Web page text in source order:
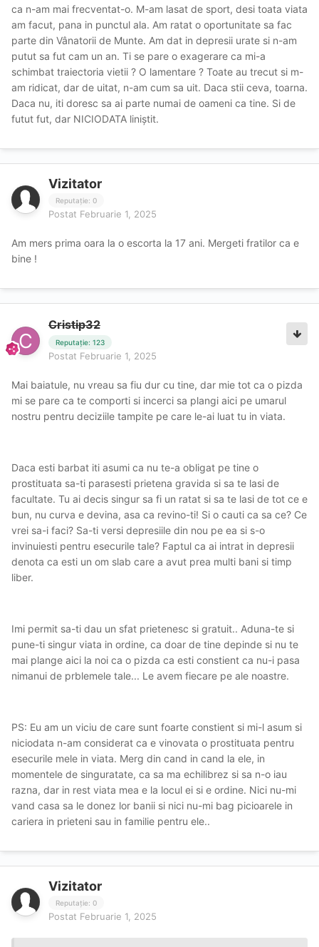
ca n-am mai frecventat-o. M-am lasat de sport, desi toata viata
am facut, pana in punctul ala. Am ratat o oportunitate sa fac
parte din Vânatorii de Munte. Am dat in depresii urate si n-am
putut sa fut cam un an. Ti se pare o exagerare ca mi-a
schimbat traiectoria vietii ? O lamentare ? Toate au trecut si m-
am ridicat, dar de uitat, n-am cum sa uit. Daca stii ceva, toarna.
Daca nu, iti doresc sa ai parte numai de oameni ca tine. Si de
futut fut, dar NICIODATA liniștit.
Vizitator
Reputație: 0
Postat Februarie 1, 2025
Am mers prima oara la o escorta la 17 ani. Mergeti fratilor ca e
bine !
Cristip32
Reputație: 123
Postat Februarie 1, 2025
Mai baiatule, nu vreau sa fiu dur cu tine, dar mie tot ca o pizda
mi se pare ca te comporti si incerci sa plangi aici pe umarul
nostru pentru deciziile tampite pe care le-ai luat tu in viata.
Daca esti barbat iti asumi ca nu te-a obligat pe tine o
prostituata sa-ti parasesti prietena gravida si sa te lasi de
facultate. Tu ai decis singur sa fi un ratat si sa te lasi de tot ce e
bun, nu curva e devina, asa ca revino-ti! Si o cauti ca sa ce? Ce
vrei sa-i faci? Sa-ti versi depresiile din nou pe ea si s-o
invinuiesti pentru esecurile tale? Faptul ca ai intrat in depresii
denota ca esti un om slab care a avut prea multi bani si timp
liber.
Imi permit sa-ti dau un sfat prietenesc si gratuit.. Aduna-te si
pune-ti singur viata in ordine, ca doar de tine depinde si nu te
mai plange aici la noi ca o pizda ca esti constient ca nu-i pasa
nimanui de prblemele tale... Le avem fiecare pe ale noastre.
PS: Eu am un viciu de care sunt foarte constient si mi-l asum si
niciodata n-am considerat ca e vinovata o prostituata pentru
esecurile mele in viata. Merg din cand in cand la ele, in
momentele de singuratate, ca sa ma echilibrez si sa n-o iau
razna, dar in rest viata mea e la locul ei si e ordine. Nici nu-mi
vand casa sa le donez lor banii si nici nu-mi bag picioarele in
cariera in prieteni sau in familie pentru ele..
Vizitator
Reputație: 0
Postat Februarie 1, 2025